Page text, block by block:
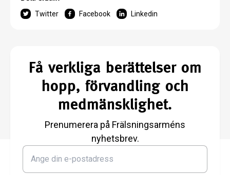
Twitter Facebook Linkedin
Få verkliga berättelser om
hopp, förvandling och
medmänsklighet.
Prenumerera på Frälsningsarméns
nyhetsbrev.